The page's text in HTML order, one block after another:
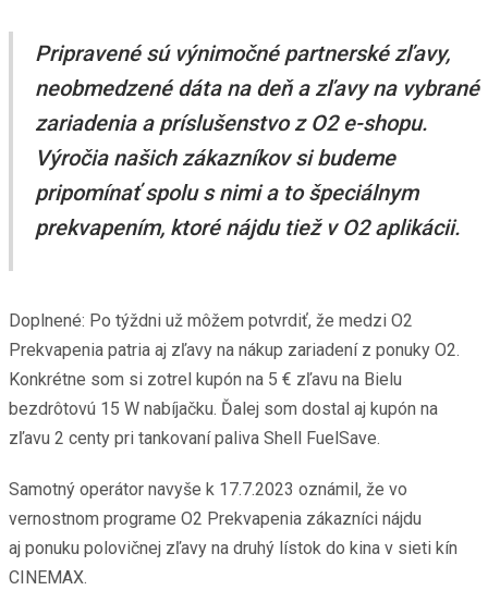
Pripravené sú výnimočné partnerské zľavy,
neobmedzené dáta na deň a zľavy na vybrané
zariadenia a príslušenstvo z O2 e-shopu.
Výročia našich zákazníkov si budeme
pripomínať spolu s nimi a to špeciálnym
prekvapením, ktoré nájdu tiež v O2 aplikácii.
Doplnené: Po týždni už môžem potvrdiť, že medzi O2
Prekvapenia patria aj zľavy na nákup zariadení z ponuky O2.
Konkrétne som si zotrel kupón na 5 € zľavu na Bielu
bezdrôtovú 15 W nabíjačku. Ďalej som dostal aj kupón na
zľavu 2 centy pri tankovaní paliva Shell FuelSave.
Samotný operátor navyše k 17.7.2023 oznámil, že vo
vernostnom programe O2 Prekvapenia zákazníci nájdu
aj ponuku polovičnej zľavy na druhý lístok do kina v sieti kín
CINEMAX.